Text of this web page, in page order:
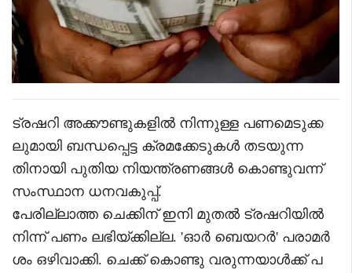
ട്രഷറി അക്കൗണ്ടുകളിൽ നിന്നുള്ള പണമെടുക്ക
ലുമായി ബന്ധപ്പെട്ട ക്രമക്കേടുകൾ തടയുന്ന
തിനായി പുതിയ നിയന്ത്രണങ്ങൾ കൊണ്ടുവന്ന്
സംസ്ഥാന ധനവകുപ്പ്.
പേരില്ലാത്ത ചെക്കിന് ഇനി മുതൽ ട്രഷറിയിൽ
നിന്ന് പണം ലഭിയ്ക്കില്ല. 'ഓർ ബെയറർ' പരാമർ
ശം ഒഴിവാക്കി. ചെക്ക് കൊണ്ടു വരുന്നയാൾക്ക് പ